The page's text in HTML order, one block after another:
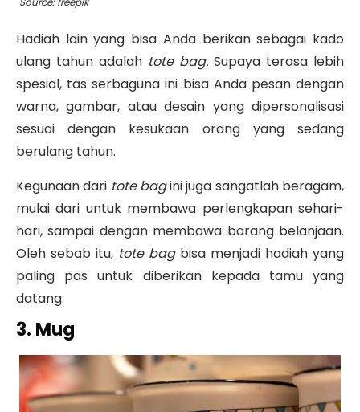
Hadiah lain yang bisa Anda berikan sebagai kado
ulang tahun adalah tote bag. Supaya terasa lebih
spesial, tas serbaguna ini bisa Anda pesan dengan
warna, gambar, atau desain yang dipersonalisasi
sesuai dengan kesukaan orang yang sedang
berulang tahun.
Kegunaan dari tote bagini juga sangatlah beragam,
mulai dari untuk membawa perlengkapan sehari-
hari, sampai dengan membawa barang belanjaan.
Oleh sebab itu, tote bagbisa menjadi hadiah yang
paling pas untuk diberikan kepada tamu yang
datang.
3. Mug